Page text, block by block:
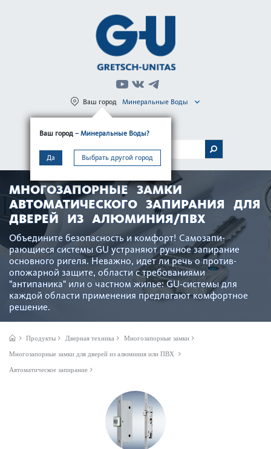
Ваш город – Минеральные Воды?
Да Выбрать другой город
Ваш город Минеральные Воды
МЕНЮ
МНОГОЗАПОРНЫЕ ЗАМКИ
АВТОМАТИЧЕСКОГО ЗАПИРАНИЯ ДЛЯ
ДВЕРЕЙ ИЗ АЛЮМИНИЯ/ПВХ
Объедините безоп­асность и комфорт! Самозапи­
рающиеся сис­темы GU устраняют ручное запирание
основного ригеля. Неважно, идет ли речь о против­
опожарной защите, области с требованиями
"антипаника" или о частном жилье: GU-сис­темы для
каждой области применения предлагают комфортное
решение.
Продукты Дверная техника Многозапорные замки
Многозапорные замки для дверей из алюминия или ПВХ
Автоматическое запирание